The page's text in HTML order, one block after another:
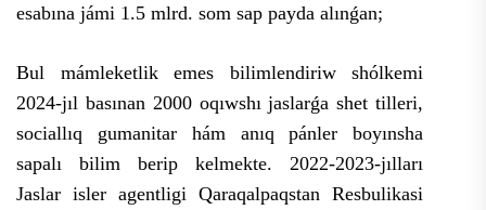
esabına jámi 1.5 mlrd. som sap payda alınǵan;
Bul mámleketlik emes bilimlendiriw shólkemi
2024-jıl basınan 2000 oqıwshı jaslarǵa shet tilleri,
sociallıq gumanitar hám anıq pánler boyınsha
sapalı bilim berip kelmekte. 2022-2023-jılları
Jaslar isler agentligi Qaraqalpaqstan Resbulikasi